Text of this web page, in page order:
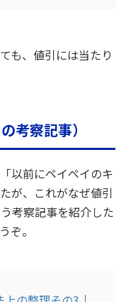
も、値引には当たり
考察記事）
以前にペイペイのキ
が、これがなぜ値引
考察記事を紹介した
ぞ。